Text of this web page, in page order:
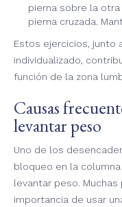
pierna sobre la
pierna cruzada.
Estos ejercicios, junto
individualizado,
función de la zona
Causas
levantar peso
Uno de los
bloqueo en la
levantar peso.
importancia de usar